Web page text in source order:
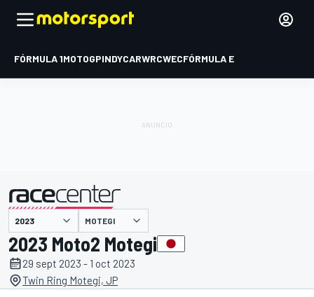
FÓRMULA 1MOTOGPINDYCARWRCWECFÓRMULA E
presentado por MOTEGI
2023 Moto2 Motegi
29 sept 2023 - 1 oct 2023
Twin Ring Motegi, JP